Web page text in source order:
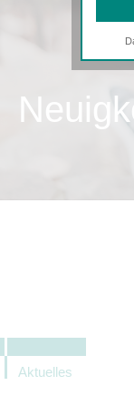
Aktuelles